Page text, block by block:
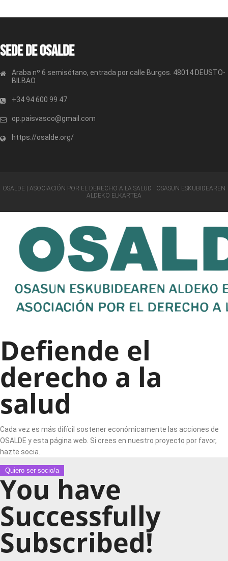
Sede de OSALDE
Araba nº 6 semisótano, entrada por calle Burgos. 48014 DEUSTO-
BILBAO
+34 94 600 99 47
op.paisvasco@gmail.com
https://osalde.org/
OSALDE | ASOCIACIÓN POR EL DERECHO A LA SALUD · OSASUN ESKUBIDEAREN
ALDEKO ELKARTEA
Defiende el
derecho a la
salud
Cada vez es más difícil sostener económicamente las acciones de
OSALDE y esta página web. Si crees en nuestro proyecto por favor,
hazte socia.
Quiero ser socio/a
You have
Successfully
Subscribed!